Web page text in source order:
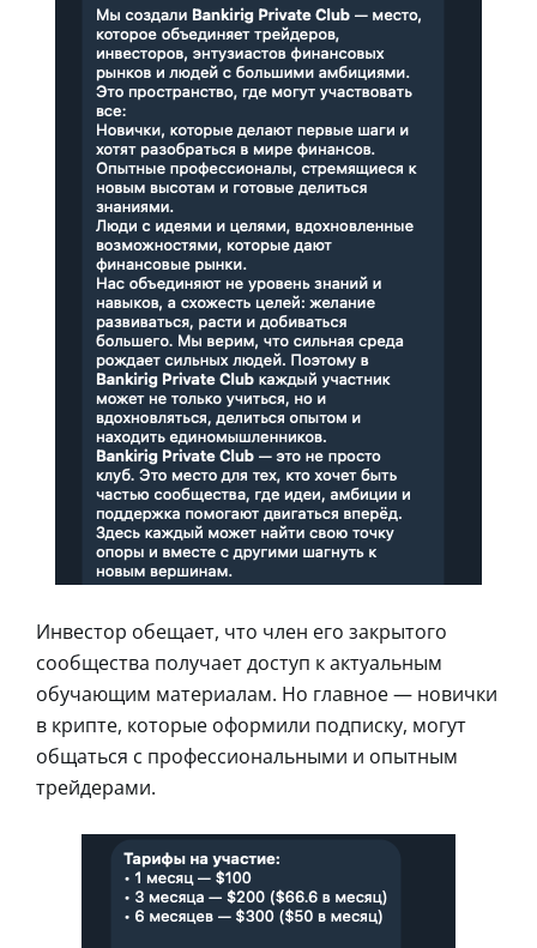
Инвестор обещает, что член его закрытого
сообщества получает доступ к актуальным
обучающим материалам. Но главное — новички
в крипте, которые оформили подписку, могут
общаться с профессиональными и опытным
трейдерами.